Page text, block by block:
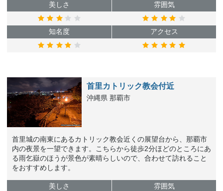
美しさ 雰囲気
知名度 アクセス
首里カトリック教会付近
沖縄県 那覇市
首里城の南東にあるカトリック教会近くの展望台から、那覇市
内の夜景を一望できます。こちらから徒歩2分ほどのところにあ
る雨乞嶽のほうが景色が素晴らしいので、合わせて訪れること
をおすすめします。
美しさ 雰囲気